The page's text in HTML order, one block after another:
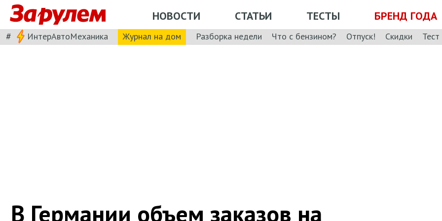
НОВОСТИ СТАТЬИ ТЕСТЫ БРЕНД ГОДА
# ИнтерАвтоМеханика Журнал на дом Разборка недели Что с бензином? Отпуск! Скидки
В Германии объем заказов на